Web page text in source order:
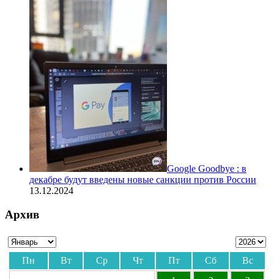
Google Goodbye : в
декабре будут введены новые санкции против России
13.12.2024
Архив
Пн Вт Ср Чт Пт Сб
Вс